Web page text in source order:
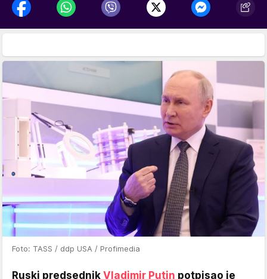
Foto: TASS / ddp USA / Profimedia
Ruski predsednik Vladimir Putin potpisao je